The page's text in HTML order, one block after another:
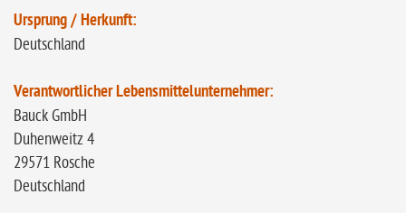
Ursprung / Herkunft:
Deutschland
Verantwortlicher Lebensmittelunternehmer:
Bauck GmbH
Duhenweitz 4
29571 Rosche
Deutschland